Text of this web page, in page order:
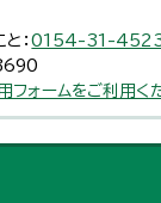
：0154-31-
フォームをご利用く